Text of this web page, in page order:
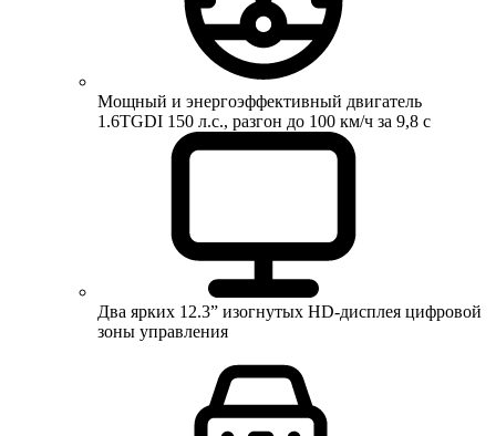
Мощный и энергоэффективный двигатель
1.6TGDI 150 л.с., разгон до 100 км/ч за 9,8 с
Два ярких 12.3” изогнутых HD-дисплея цифровой
зоны управления